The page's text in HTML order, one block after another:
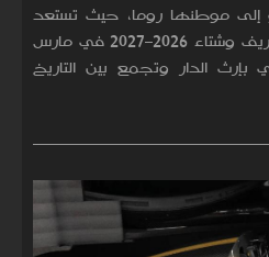
إلى موطنها روما، حيث تستعد
لتقديم عرض مجموعة خريف وشتاء 2026–2027 في مارس
الدار وتجمع بين التاريخ